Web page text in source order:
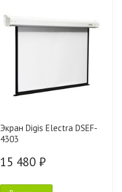
Экран Digis Electra DSEF-
4303
15 480 ₽